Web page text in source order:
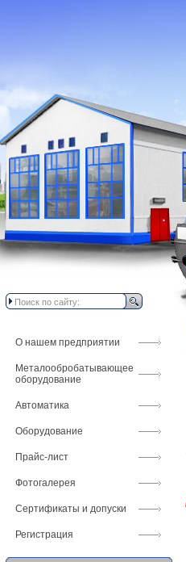
О нашем предприятии
Металообробатывающее
оборудование
Автоматика
Оборудование
Прайс-лист
Фотогалерея
Сертификаты и допуски
Регистрация